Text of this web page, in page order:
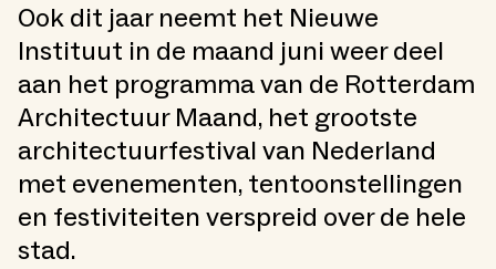
Ook dit jaar neemt het Nieuwe
Instituut in de maand juni weer deel
aan het programma van de Rotterdam
Architectuur Maand, het grootste
architectuurfestival van Nederland
met evenementen, tentoonstellingen
en festiviteiten verspreid over de hele
stad.